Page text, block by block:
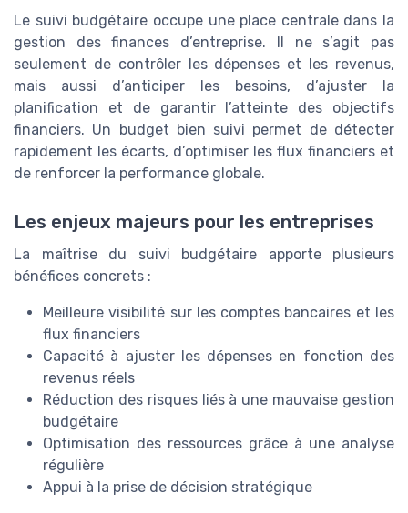
Le suivi budgétaire occupe une place centrale dans la
gestion des finances d’entreprise. Il ne s’agit pas
seulement de contrôler les dépenses et les revenus,
mais aussi d’anticiper les besoins, d’ajuster la
planification et de garantir l’atteinte des objectifs
financiers. Un budget bien suivi permet de détecter
rapidement les écarts, d’optimiser les flux financiers et
de renforcer la performance globale.
Les enjeux majeurs pour les entreprises
La maîtrise du suivi budgétaire apporte plusieurs
bénéfices concrets :
Meilleure visibilité sur les comptes bancaires et les
flux financiers
Capacité à ajuster les dépenses en fonction des
revenus réels
Réduction des risques liés à une mauvaise gestion
budgétaire
Optimisation des ressources grâce à une analyse
régulière
Appui à la prise de décision stratégique